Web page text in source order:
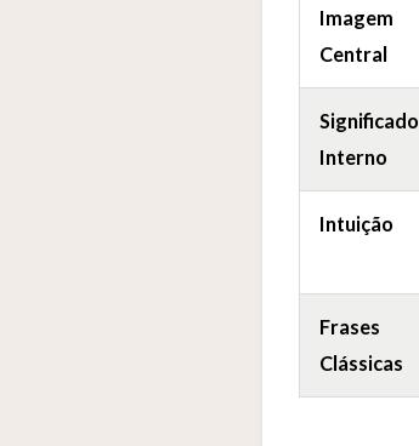
Imagem
Central
Significado
Interno
Intuição
Frases
Clássicas